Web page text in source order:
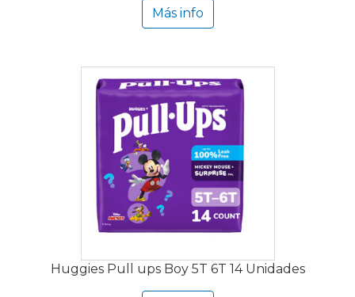
Más info
Huggies Pull ups Boy 5T 6T 14 Unidades